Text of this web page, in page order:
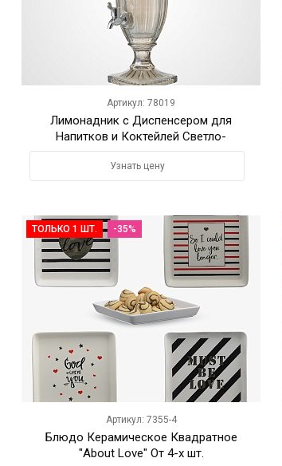
Артикул: 78019
Лимонадник с Диспенсером для
Напитков и Коктейлей Светло-
Коричневый 2Л
Узнать цену
ТОЛЬКО 1 ШТ. -35%
Артикул: 7355-4
Блюдо Керамическое Квадратное
"About Love" От 4-х шт.